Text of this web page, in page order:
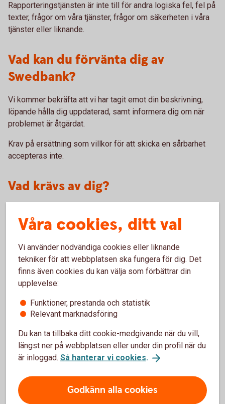
Rapporteringstjänsten är inte till för andra logiska fel, fel på
texter, frågor om våra tjänster, frågor om säkerheten i våra
tjänster eller liknande.
Vad kan du förvänta dig av
Swedbank?
Vi kommer bekräfta att vi har tagit emot din beskrivning,
löpande hålla dig uppdaterad, samt informera dig om när
problemet är åtgärdat.
Krav på ersättning som villkor för att skicka en sårbarhet
accepteras inte.
Vad krävs av dig?
god sed, det vill säga att:
information som inte tillhör dig.
Du inte utnyttjar sårbarheten för att ta bort eller
modifiera information.
Du inte påverkar tillgängligheten på våra tjänster genom
Du ger oss en möjlighet att åtgärda den inrapporterade
sårbarheten innan du offentliggör denna.
Kan du tipsa anonymt?
uppdaterad om status.
Våra cookies, ditt val
Vi använder nödvändiga cookies eller liknande
tekniker för att webbplatsen ska fungera för dig. Det
finns även cookies du kan välja som förbättrar din
upplevelse:
Funktioner, prestanda och statistik
Relevant marknadsföring
Du kan ta tillbaka ditt cookie-medgivande när du vill,
längst ner på webbplatsen eller under din profil när du
är inloggad. Så hanterar vi cookies.
Godkänn alla cookies